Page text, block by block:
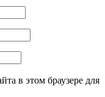
в этом браузере для